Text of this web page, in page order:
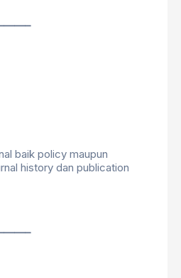
baik policy maupun
history dan publication